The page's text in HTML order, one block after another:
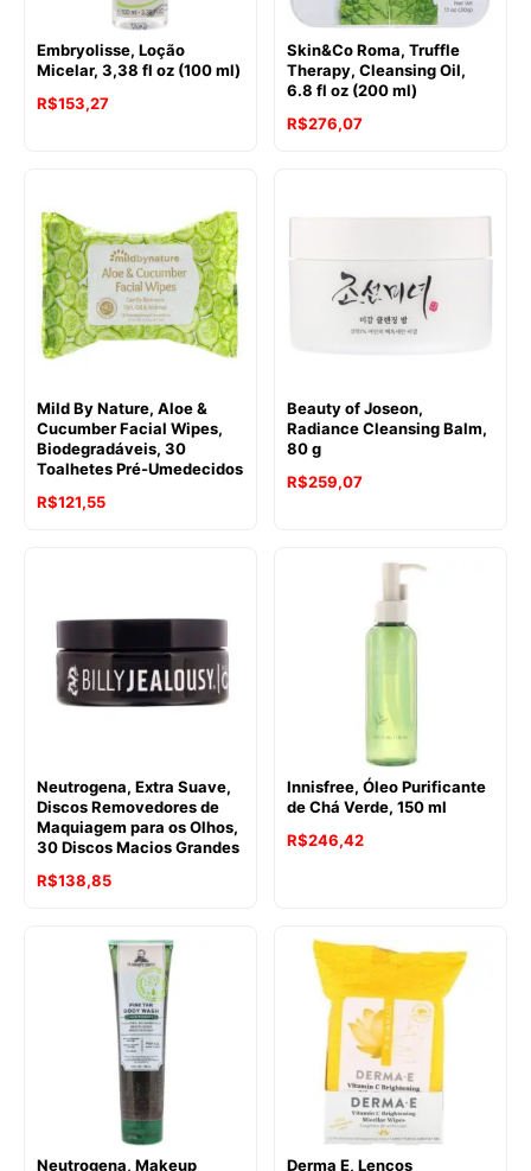
Embryolisse, Loção
Micelar, 3,38 fl oz (100 ml)
R$153,27
Skin&Co Roma, Truffle
Therapy, Cleansing Oil,
6.8 fl oz (200 ml)
R$276,07
Mild By Nature, Aloe &
Cucumber Facial Wipes,
Biodegradáveis, 30
Toalhetes Pré-Umedecidos
R$121,55
Beauty of Joseon,
Radiance Cleansing Balm,
80 g
R$259,07
Neutrogena, Extra Suave,
Discos Removedores de
Maquiagem para os Olhos,
30 Discos Macios Grandes
R$138,85
Innisfree, Óleo Purificante
de Chá Verde, 150 ml
R$246,42
Neutrogena, Makeup
Derma E, Lenços